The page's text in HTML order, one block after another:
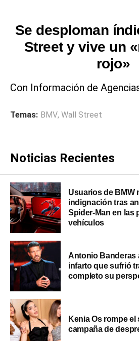
Se desploman
Street y vive un
rojo»
Con Información de
Temas: BMV, Wall Street
Noticias Recientes
Usuarios de BMW
indignación tras
Spider-Man en las
vehículos
Antonio Banderas
infarto que sufrió
completo su
Kenia Os rompe
campaña de